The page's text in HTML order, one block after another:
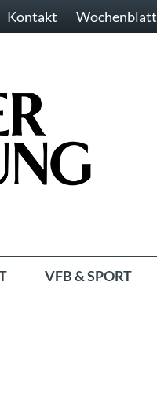
Kontakt Wochenblatt
VFB & SPORT